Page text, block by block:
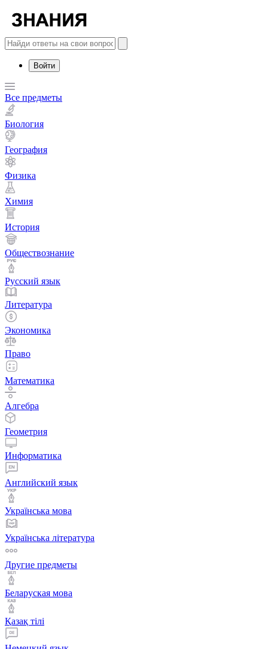
Войти
Все предметы
Биология
География
Физика
Химия
История
Обществознание
Русский язык
Литература
Экономика
Право
Математика
Алгебра
Геометрия
Информатика
Английский язык
Українська мова
Українська література
Другие предметы
Беларуская мова
Қазақ тiлi